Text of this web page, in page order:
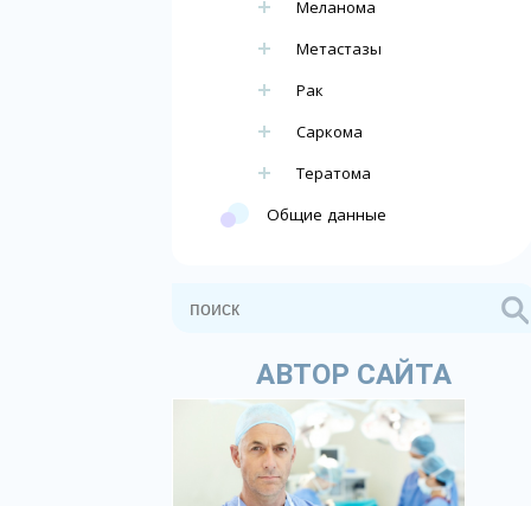
Меланома
Метастазы
Рак
Саркома
Тератома
Общие данные
АВТОР САЙТА